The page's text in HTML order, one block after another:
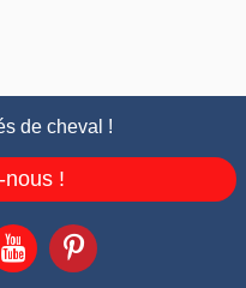
de cheval !
nous !